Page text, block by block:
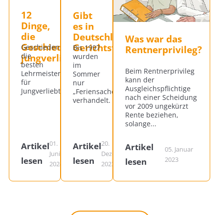
12
Dinge,
die
Geschiedene
jungverliebten...
Geschiedene
die
besten
Lehrmeister
für
Jungverliebte.
Artikel
lesen
01.
Juni
2024
Gibt
es in
Deutschland
Gerichtsferien?
Bis 1997
wurden
im
Sommer
nur
„Feriensachen“
verhandelt.
Artikel
lesen
20.
Dezember
2023
Was war das
Rentnerprivileg?
Beim Rentnerprivileg
kann der
Ausgleichspflichtige
nach einer Scheidung
vor 2009 ungekürzt
Rente beziehen,
solange...
Artikel
lesen
05. Januar
2023